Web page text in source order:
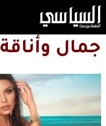
جمال وأناقة